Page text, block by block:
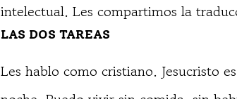
intelectual. Les compartimos la
LAS DOS TAREAS
Les hablo como cristiano. Jesucristo